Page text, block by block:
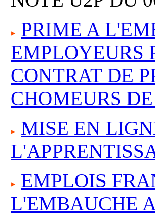
PRIME A
EMPLOYEURS
CONTRAT DE
CHOMEURS
MISE EN
EMPLOIS
L'EMBAUCHE